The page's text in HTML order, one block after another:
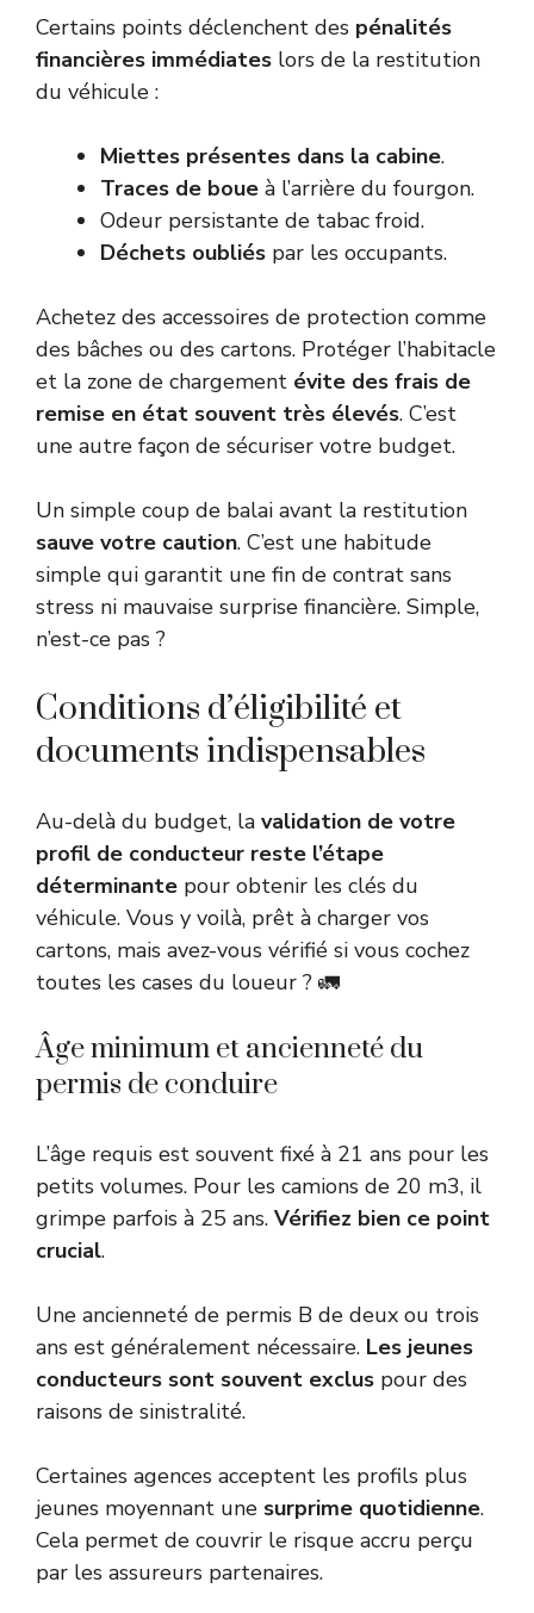
Certains points déclenchent des pénalités
financières immédiates lors de la restitution
du véhicule :
Miettes présentes dans la cabine.
Traces de boue à l’arrière du fourgon.
Odeur persistante de tabac froid.
Déchets oubliés par les occupants.
Achetez des accessoires de protection comme
des bâches ou des cartons. Protéger l’habitacle
et la zone de chargement évite des frais de
remise en état souvent très élevés. C’est
une autre façon de sécuriser votre budget.
Un simple coup de balai avant la restitution
sauve votre caution. C’est une habitude
simple qui garantit une fin de contrat sans
stress ni mauvaise surprise financière. Simple,
n’est-ce pas ?
Conditions d’éligibilité et
documents indispensables
Au-delà du budget, la validation de votre
profil de conducteur reste l’étape
déterminante pour obtenir les clés du
véhicule. Vous y voilà, prêt à charger vos
cartons, mais avez-vous vérifié si vous cochez
toutes les cases du loueur ? 🚛
Âge minimum et ancienneté du
permis de conduire
L’âge requis est souvent fixé à 21 ans pour les
petits volumes. Pour les camions de 20 m3, il
grimpe parfois à 25 ans. Vérifiez bien ce point
crucial.
Une ancienneté de permis B de deux ou trois
ans est généralement nécessaire. Les jeunes
conducteurs sont souvent exclus pour des
raisons de sinistralité.
Certaines agences acceptent les profils plus
jeunes moyennant une surprime quotidienne.
Cela permet de couvrir le risque accru perçu
par les assureurs partenaires.